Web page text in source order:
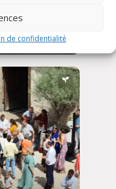
de confidentialité
de